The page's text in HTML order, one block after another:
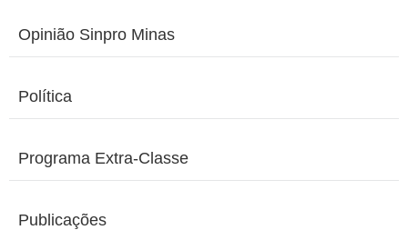
Opinião Sinpro Minas
Política
Programa Extra-Classe
Publicações